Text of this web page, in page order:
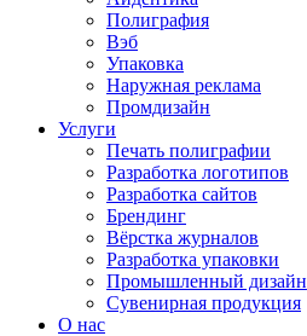
Полиграфия
Вэб
Упаковка
Наружная реклама
Промдизайн
Услуги
Печать полиграфии
Разработка логотипов
Разработка сайтов
Брендинг
Вёрстка журналов
Разработка упаковки
Промышленный дизайн
Сувенирная продукция
О нас